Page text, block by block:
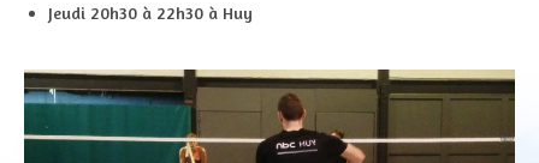
Jeudi 20h30 à 22h30 à Huy